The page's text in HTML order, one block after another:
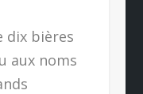
dix bières
aux noms